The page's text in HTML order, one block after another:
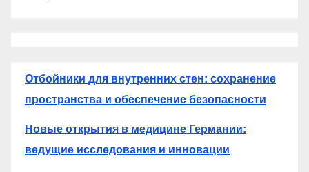
Отбойники для внутренних стен: сохранение
пространства и обеспечение безопасности
Новые открытия в медицине Германии:
ведущие исследования и инновации